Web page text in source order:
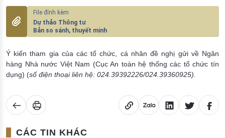
Dự thảo Thông tư
Bản so sánh, thuyết minh
Ý kiến tham gia của các tổ chức, cá nhân đề nghị gửi về Ngân
hàng Nhà nước Việt Nam (Cục An toàn hệ thống các tổ chức tín
dụng) (số điện thoại liên hệ: 024.39392226/024.39360925).
CÁC TIN KHÁC